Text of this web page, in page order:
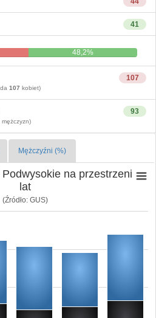
41
48,2%
107
107 kobiet)
93
mężczyzn)
Mężczyźni (%)
na przestrzeni
lat
(Źródło: GUS)